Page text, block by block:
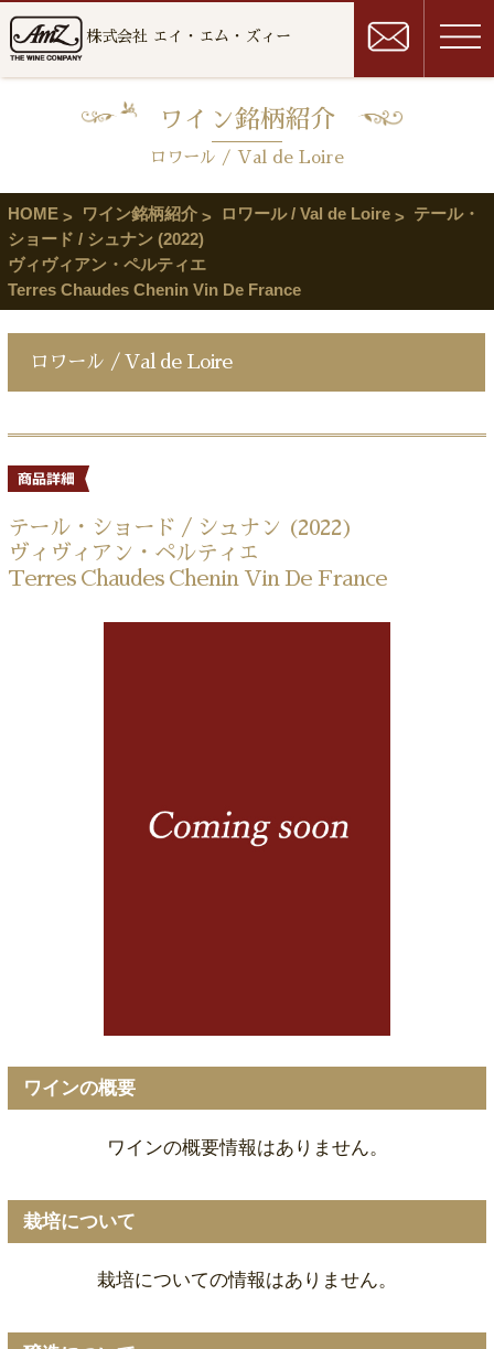
株式会社 エイ・エム・ズィー
ワイン銘柄紹介
ロワール / Val de Loire
HOME ワイン銘柄紹介 ロワール / Val de Loire
テール・
ショード / シュナン (2022)
ヴィヴィアン・ペルティエ
Terres Chaudes Chenin Vin De France
ロワール / Val de Loire
テール・ショード / シュナン (2022)
ヴィヴィアン・ペルティエ
Terres Chaudes Chenin Vin De France
ワインの概要
ワインの概要情報はありません。
栽培について
栽培についての情報はありません。